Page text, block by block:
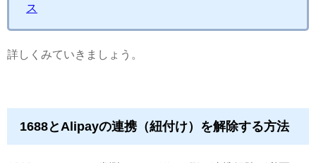
ス
詳しくみていきましょう。
1688とAlipayの連携（紐付け）を解除する方法